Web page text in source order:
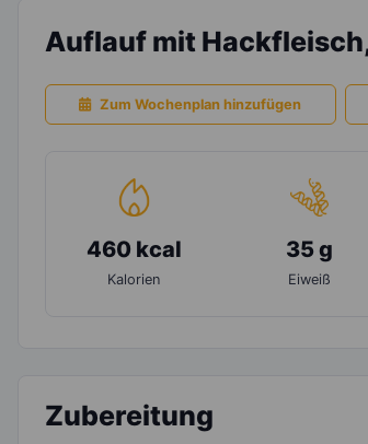
Auflauf mit
Zum Wochenplan hinzufügen
460 kcal
Kalorien
35 g
Eiweiß
Zubereitung